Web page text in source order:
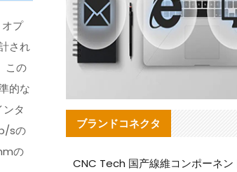
プ
され
この
的な
タ
sの
の
ブランドコネクタ